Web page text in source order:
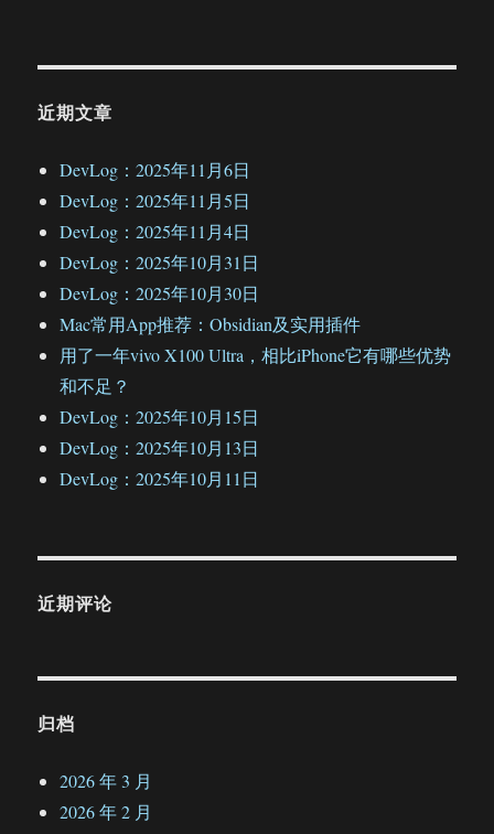
近期文章
DevLog：2025年11月6日
DevLog：2025年11月5日
DevLog：2025年11月4日
DevLog：2025年10月31日
DevLog：2025年10月30日
Mac常用App推荐：Obsidian及实用插件
用了一年vivo X100 Ultra，相比iPhone它有哪些优势
和不足？
DevLog：2025年10月15日
DevLog：2025年10月13日
DevLog：2025年10月11日
近期评论
归档
2026 年 3 月
2026 年 2 月